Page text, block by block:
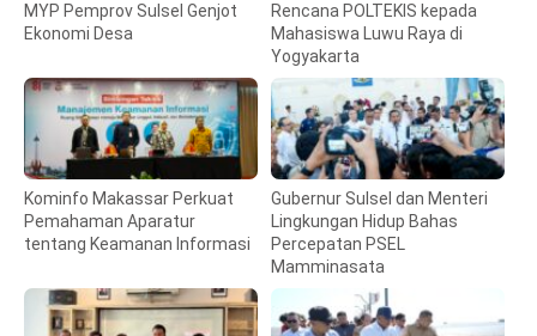
MYP Pemprov Sulsel Genjot
Ekonomi Desa
Rencana POLTEKIS kepada
Mahasiswa Luwu Raya di
Yogyakarta
Kominfo Makassar Perkuat
Pemahaman Aparatur
tentang Keamanan Informasi
Gubernur Sulsel dan Menteri
Lingkungan Hidup Bahas
Percepatan PSEL
Mamminasata